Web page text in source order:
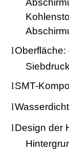
lOberfläche:
lSMT-
l
lDesign der